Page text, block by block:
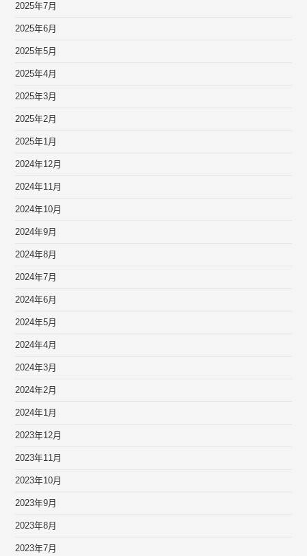
2025年7月
2025年6月
2025年5月
2025年4月
2025年3月
2025年2月
2025年1月
2024年12月
2024年11月
2024年10月
2024年9月
2024年8月
2024年7月
2024年6月
2024年5月
2024年4月
2024年3月
2024年2月
2024年1月
2023年12月
2023年11月
2023年10月
2023年9月
2023年8月
2023年7月